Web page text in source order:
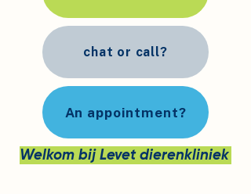
Welkom bij Levet dierenkliniek bv
chat or call?
An appointment?